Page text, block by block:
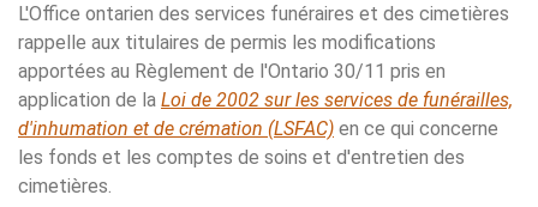
L'Office ontarien des services funéraires et des cimetières
rappelle aux titulaires de permis les modifications
apportées au Règlement de l'Ontario 30/11 pris en
application de la Loi de 2002 sur les services de funérailles,
d'inhumation et de crémation (LSFAC) en ce qui concerne
les fonds et les comptes de soins et d'entretien des
cimetières.